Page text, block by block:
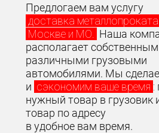
Предлогаем вам услугу
доставка
Москве и МО.
Наша
располагает
различными грузовыми
автомобилями. Мы
и сэкономим ваше время :
нужный товар в грузовик
товар по адресу
в удобное вам время.